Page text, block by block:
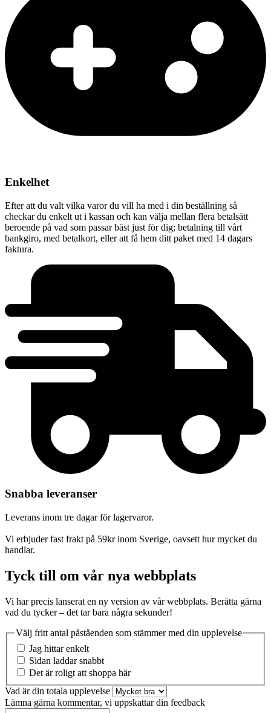
Enkelhet
Efter att du valt vilka varor du vill ha med i din beställning så
checkar du enkelt ut i kassan och kan välja mellan flera betalsätt
beroende på vad som passar bäst just för dig; betalning till vårt
bankgiro, med betalkort, eller att få hem ditt paket med 14 dagars
faktura.
Snabba leveranser
Leverans inom tre dagar för lagervaror.
Vi erbjuder fast frakt på 59kr inom Sverige, oavsett hur mycket du
handlar.
Tyck till om vår nya webbplats
Vi har precis lanserat en ny version av vår webbplats. Berätta gärna
vad du tycker – det tar bara några sekunder!
Välj fritt antal påståenden som stämmer med din upplevelse
Jag hittar enkelt
Sidan laddar snabbt
Det är roligt att shoppa här
Vad är din totala upplevelse
Lämna gärna kommentar, vi uppskattar din feedback